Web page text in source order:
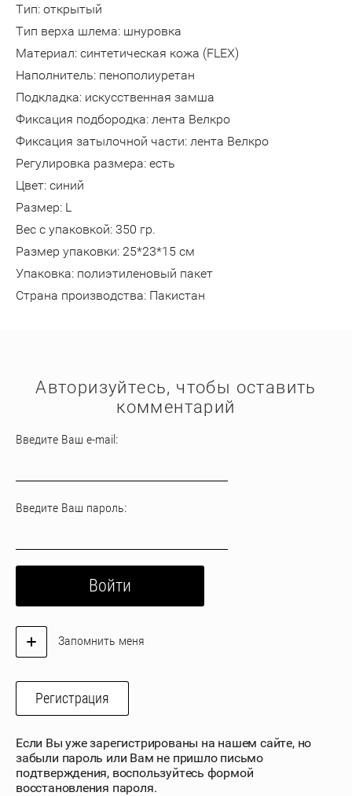
Тип: открытый
Тип верха шлема: шнуровка
Материал: синтетическая кожа (FLEX)
Наполнитель: пенополиуретан
Подкладка: искусственная замша
Фиксация подбородка: лента Велкро
Фиксация затылочной части: лента Велкро
Регулировка размера: есть
Цвет: синий
Размер: L
Вес с упаковкой: 350 гр.
Размер упаковки: 25*23*15 см
Упаковка: полиэтиленовый пакет
Страна производства: Пакистан
Авторизуйтесь, чтобы оставить
комментарий
Введите Ваш e-mail:
Введите Ваш пароль:
Войти
Запомнить меня
Регистрация
Если Вы уже зарегистрированы на нашем сайте, но
забыли пароль или Вам не пришло письмо
подтверждения, воспользуйтесь формой
восстановления пароля.